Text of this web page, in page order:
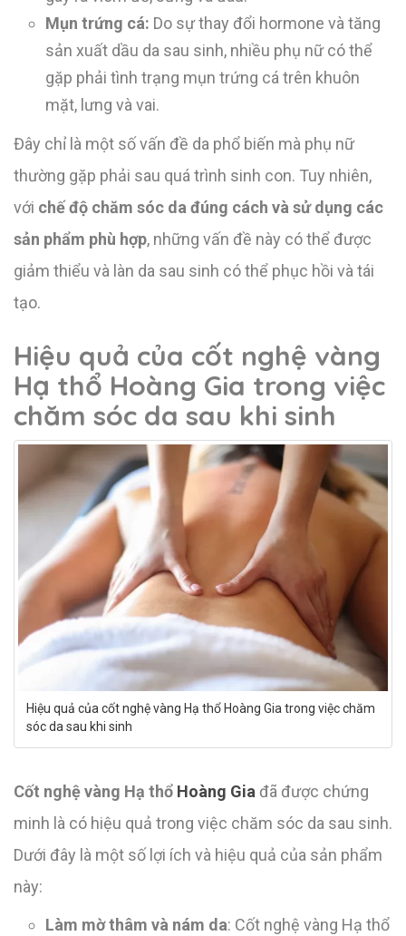
Mụn trứng cá: Do sự thay đổi hormone và tăng
sản xuất dầu da sau sinh, nhiều phụ nữ có thể
gặp phải tình trạng mụn trứng cá trên khuôn
mặt, lưng và vai.
Đây chỉ là một số vấn đề da phổ biến mà phụ nữ
thường gặp phải sau quá trình sinh con. Tuy nhiên,
với chế độ chăm sóc da đúng cách và sử dụng các
sản phẩm phù hợp, những vấn đề này có thể được
giảm thiểu và làn da sau sinh có thể phục hồi và tái
tạo.
Hiệu quả của cốt nghệ vàng
Hạ thổ Hoàng Gia trong việc
chăm sóc da sau khi sinh
Hiệu quả của cốt nghệ vàng Hạ thổ Hoàng Gia trong việc chăm
sóc da sau khi sinh
Cốt nghệ vàng Hạ thổ Hoàng Gia đã được chứng
minh là có hiệu quả trong việc chăm sóc da sau sinh.
Dưới đây là một số lợi ích và hiệu quả của sản phẩm
này:
Làm mờ thâm và nám da: Cốt nghệ vàng Hạ thổ